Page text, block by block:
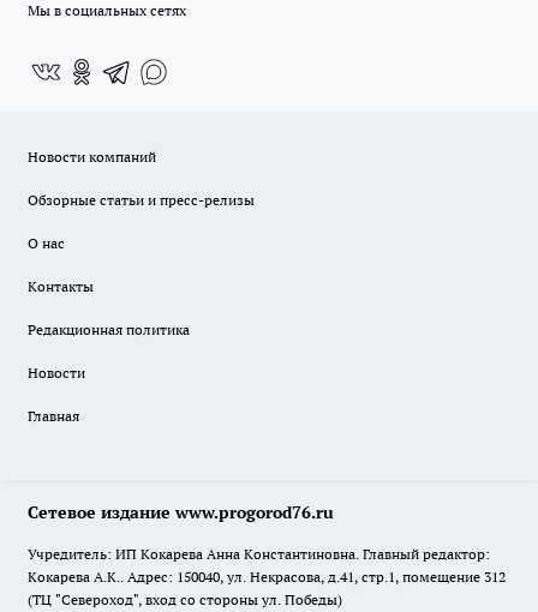
Мы в социальных сетях
Новости компаний
Обзорные статьи и пресс-релизы
О нас
Контакты
Редакционная политика
Новости
Главная
Сетевое издание www.progorod76.ru
Учредитель: ИП Кокарева Анна Константиновна. Главный редактор:
Кокарева А.К.. Адрес: 150040, ул. Некрасова, д.41, стр.1, помещение 312
(ТЦ "Североход", вход со стороны ул. Победы)